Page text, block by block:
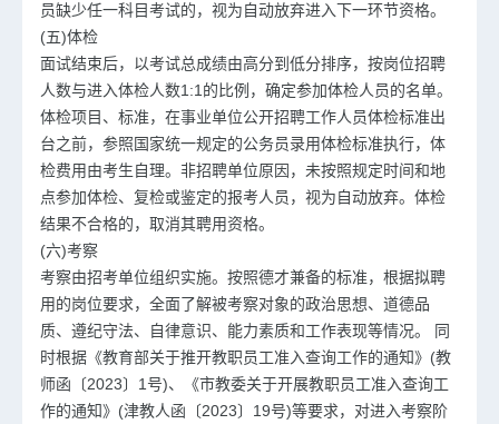
员缺少任一科目考试的，视为自动放弃进入下一环节资格。
(五)体检
面试结束后，以考试总成绩由高分到低分排序，按岗位招聘
人数与进入体检人数1:1的比例，确定参加体检人员的名单。
体检项目、标准，在事业单位公开招聘工作人员体检标准出
台之前，参照国家统一规定的公务员录用体检标准执行，体
检费用由考生自理。非招聘单位原因，未按照规定时间和地
点参加体检、复检或鉴定的报考人员，视为自动放弃。体检
结果不合格的，取消其聘用资格。
(六)考察
考察由招考单位组织实施。按照德才兼备的标准，根据拟聘
用的岗位要求，全面了解被考察对象的政治思想、道德品
质、遵纪守法、自律意识、能力素质和工作表现等情况。 同
时根据《教育部关于推开教职员工准入查询工作的通知》(教
师函〔2023〕1号)、《市教委关于开展教职员工准入查询工
作的通知》(津教人函〔2023〕19号)等要求，对进入考察阶